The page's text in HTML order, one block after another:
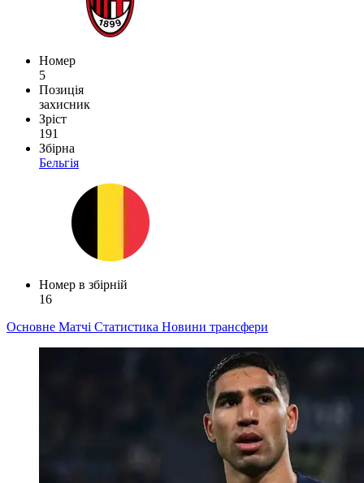
Номер
5
Позиція
захисник
Зріст
191
Збірна
Бельгія
Номер в збірній
16
Основне Матчі Статистика Новини трансфери